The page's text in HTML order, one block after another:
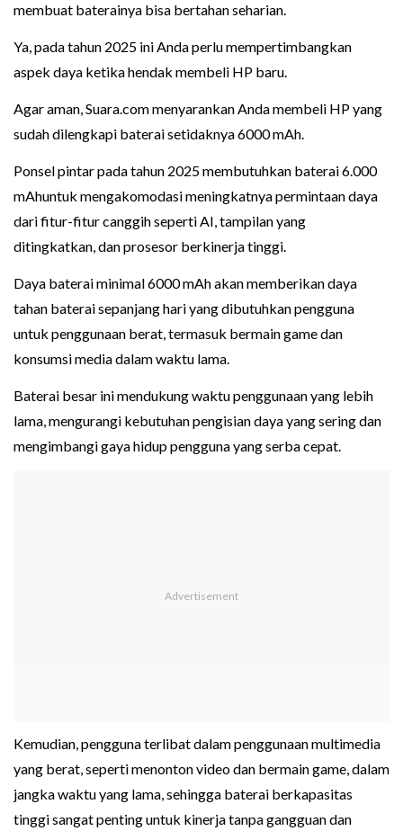
membuat baterainya bisa bertahan seharian.
Ya, pada tahun 2025 ini Anda perlu mempertimbangkan
aspek daya ketika hendak membeli HP baru.
Agar aman, Suara.com menyarankan Anda membeli HP yang
sudah dilengkapi baterai setidaknya 6000 mAh.
Ponsel pintar pada tahun 2025 membutuhkan baterai 6.000
mAhuntuk mengakomodasi meningkatnya permintaan daya
dari fitur-fitur canggih seperti AI, tampilan yang
ditingkatkan, dan prosesor berkinerja tinggi.
Daya baterai minimal 6000 mAh akan memberikan daya
tahan baterai sepanjang hari yang dibutuhkan pengguna
untuk penggunaan berat, termasuk bermain game dan
konsumsi media dalam waktu lama.
Baterai besar ini mendukung waktu penggunaan yang lebih
lama, mengurangi kebutuhan pengisian daya yang sering dan
mengimbangi gaya hidup pengguna yang serba cepat.
Kemudian, pengguna terlibat dalam penggunaan multimedia
yang berat, seperti menonton video dan bermain game, dalam
jangka waktu yang lama, sehingga baterai berkapasitas
tinggi sangat penting untuk kinerja tanpa gangguan dan